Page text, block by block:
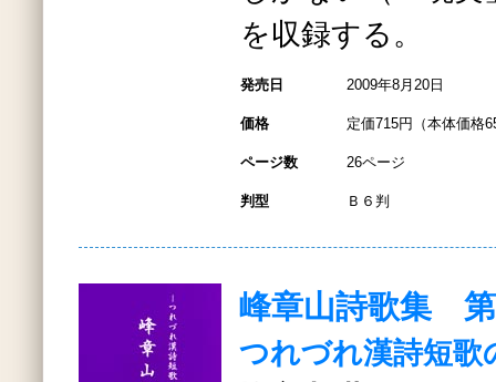
を収録する。
発売日 2009年8月20日
価格 定価715円（本体価格
ページ数 26ページ
判型 Ｂ６判
峰章山詩歌集
つれづれ漢詩短歌